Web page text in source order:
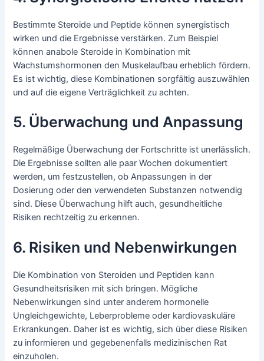
Bestimmte Steroide und Peptide können synergistisch
wirken und die Ergebnisse verstärken. Zum Beispiel
können anabole Steroide in Kombination mit
Wachstumshormonen den Muskelaufbau erheblich fördern.
Es ist wichtig, diese Kombinationen sorgfältig auszuwählen
und auf die eigene Verträglichkeit zu achten.
5. Überwachung und Anpassung
Regelmäßige Überwachung der Fortschritte ist unerlässlich.
Die Ergebnisse sollten alle paar Wochen dokumentiert
werden, um festzustellen, ob Anpassungen in der
Dosierung oder den verwendeten Substanzen notwendig
sind. Diese Überwachung hilft auch, gesundheitliche
Risiken rechtzeitig zu erkennen.
6. Risiken und Nebenwirkungen
Die Kombination von Steroiden und Peptiden kann
Gesundheitsrisiken mit sich bringen. Mögliche
Nebenwirkungen sind unter anderem hormonelle
Ungleichgewichte, Leberprobleme oder kardiovaskuläre
Erkrankungen. Daher ist es wichtig, sich über diese Risiken
zu informieren und gegebenenfalls medizinischen Rat
einzuholen.